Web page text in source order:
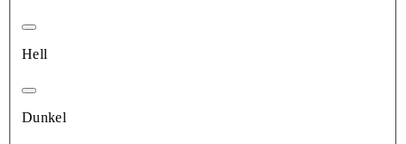
Hell
Dunkel